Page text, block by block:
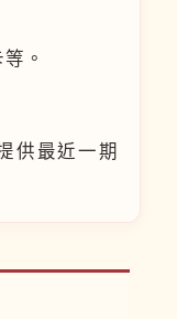
。
供最近一期